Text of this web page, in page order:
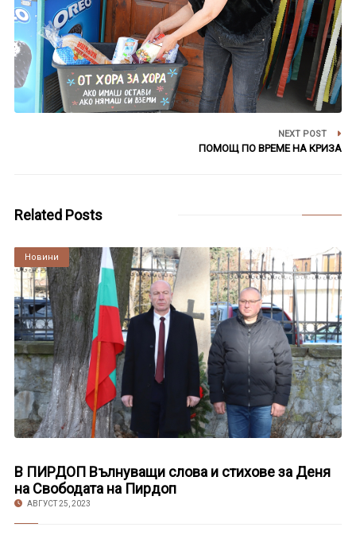
NEXT POST
ПОМОЩ ПО ВРЕМЕ НА КРИЗА
Related Posts
Култура
Новини
В ПИРДОП Вълнуващи слова и стихове за Деня
на Свободата на Пирдоп
АВГУСТ 25, 2023